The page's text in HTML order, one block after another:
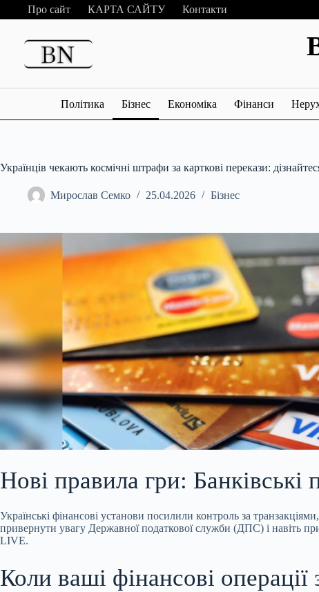
Перейти
до
Про сайт КАРТА САЙТУ Контакти
Політика Бізнес Економіка Фінанси
Українців чекають космічні штрафи за карткові перекази:
Мирослав Семко 25.04.2026 Бізнес
Нові правила гри: Банківські
Українські фінансові установи посилили контроль за
привернути увагу Державної податкової служби (ДПС) і навіть
LIVE.
Коли ваші фінансові операції